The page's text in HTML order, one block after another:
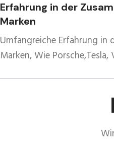
Erfahrung in der
Marken
Umfangreiche Erfahrung in
Marken, Wie